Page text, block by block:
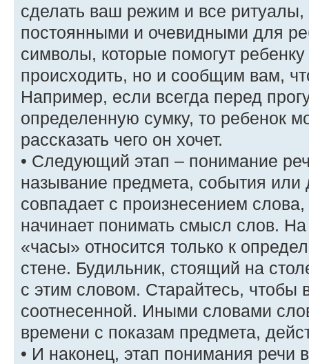
сделать ваш режим и все
постоянными и очевидными для
символы, которые помогут ребенку
происходить, но и сообщим вам,
Например, если всегда перед
определенную сумку, то ребенок
рассказать чего он хочет.
• Следующий этап – понимание
называние предмета, события или
совпадает с произнесением
начинает понимать смысл слов.
«часы» относится только к
стене. Будильник, стоящий на
с этим словом. Старайтесь,
соотнесенной. Иными словами
времени с показам предмета,
• И наконец, этап понимания речи